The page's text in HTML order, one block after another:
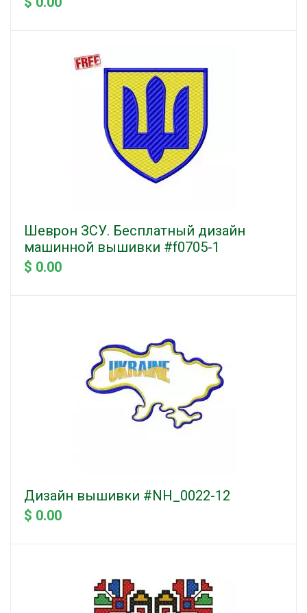
Шеврон ЗСУ. Бесплатный дизайн
машинной вышивки #f0705-1
$ 0.00
Дизайн вышивки #NH_0022-12
$ 0.00